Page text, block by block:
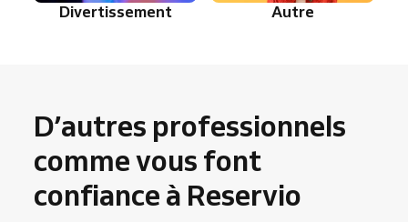
Divertissement Autre
D’autres professionnels
comme vous font
confiance à Reservio